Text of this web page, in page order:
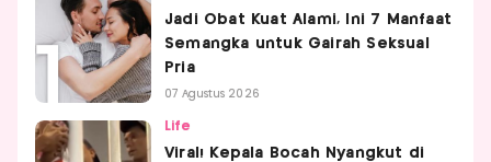
Jadi Obat Kuat Alami, Ini 7 Manfaat
Semangka untuk Gairah Seksual
Pria
07 Agustus 2026
Life
Viral! Kepala Bocah Nyangkut di